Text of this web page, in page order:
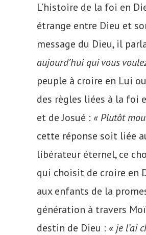
L’histoire de la foi en
étrange entre Dieu et
message du Dieu, il
aujourd’hui qui vous
peuple à croire en Lui
des règles liées à la foi
et de Josué : « Plutôt
cette réponse soit liée
libérateur éternel, ce
qui choisit de croire en
aux enfants de la
génération à travers
destin de Dieu : « je l’ai